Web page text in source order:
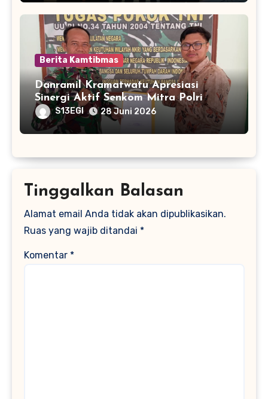
Berita Kamtibmas
Danramil Kramatwatu Apresiasi
Sinergi Aktif Senkom Mitra Polri
S13EGI 28 Juni 2026
Tinggalkan Balasan
Alamat email Anda tidak akan dipublikasikan.
Ruas yang wajib ditandai *
Komentar *